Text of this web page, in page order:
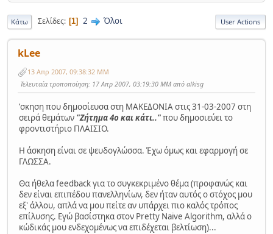
Κάτω Σελίδες 1 2 Όλοι User Actions
kLee
13 Απρ 2007, 09:38:32 ΜΜ
Τελευταία τροποποίηση: 17 Απρ 2007, 03:19:30 ΜΜ από alkisg
ʼσκηση που δημοσίευσα στη ΜΑΚΕΔΟΝΙΑ στις 31-03-2007 στη
σειρά θεμάτων "Ζήτημα 4ο και κάτι.."που δημοσιεύει το
φροντιστήριο ΠΛΑΙΣΙΟ.
Η άσκηση είναι σε ψευδογλώσσα. Έχω όμως και εφαρμογή σε
ΓΛΩΣΣΑ.
Θα ήθελα feedback για το συγκεκριμένο θέμα (προφανώς και
δεν είναι επιπέδου πανελληνίων, δεν ήταν αυτός ο στόχος μου
εξ' άλλου, απλά να μου πείτε αν υπάρχει πιο καλός τρόπος
επίλυσης. Εγώ βασίστηκα στον Pretty Naive Algorithm, αλλά ο
κώδικάς μου ενδεχομένως να επιδέχεται βελτίωση)...